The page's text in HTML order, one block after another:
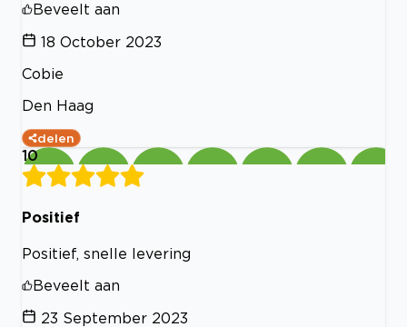
Beveelt aan
18 October 2023
Cobie
Den Haag
delen
10
Positief
Positief, snelle levering
Beveelt aan
23 September 2023